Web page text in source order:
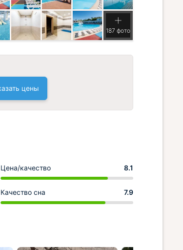
187 фото
цены
Цена/качество 8.1
Качество сна 7.9